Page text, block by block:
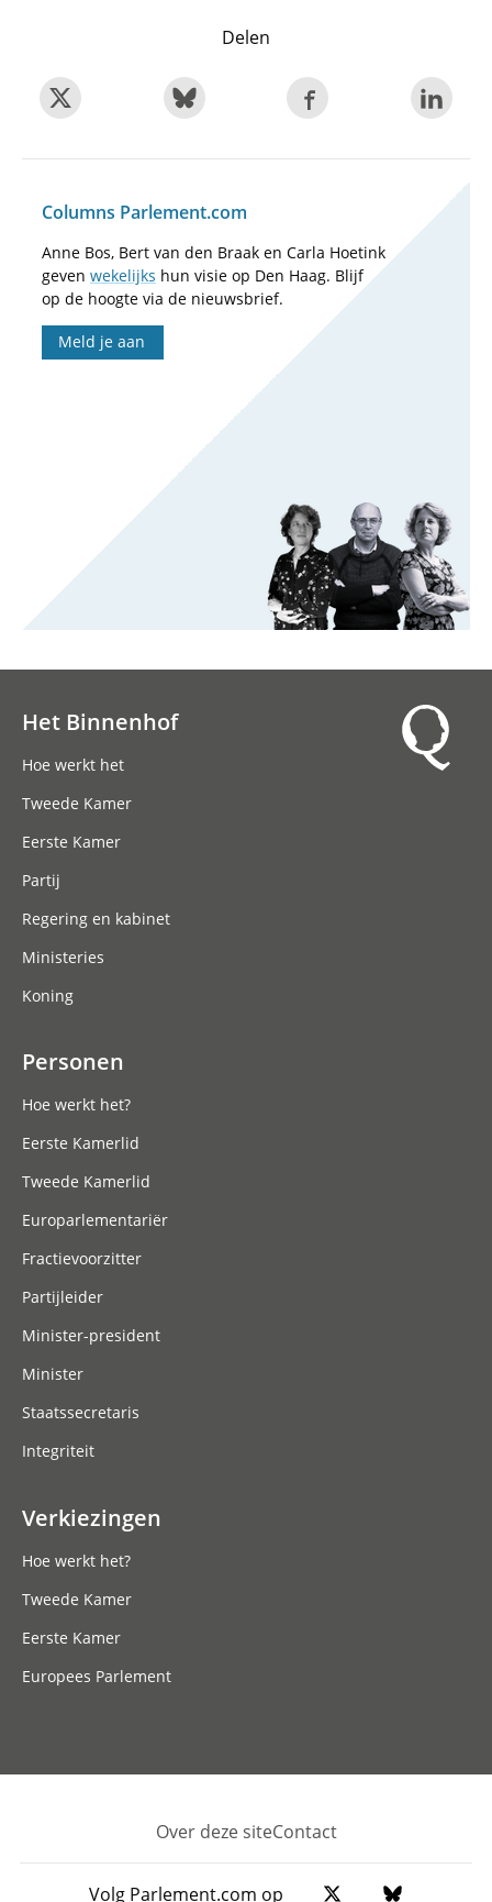
Delen
Columns Parlement.com
Anne Bos, Bert van den Braak en Carla Hoetink
geven wekelijks hun visie op Den Haag. Blijf
op de hoogte via de nieuwsbrief.
Meld je aan
Het Binnenhof
Hoe werkt het
Tweede Kamer
Eerste Kamer
Partij
Regering en kabinet
Ministeries
Koning
Personen
Hoe werkt het?
Eerste Kamerlid
Tweede Kamerlid
Europarlementariër
Fractievoorzitter
Partijleider
Minister-president
Minister
Staatssecretaris
Integriteit
Verkiezingen
Hoe werkt het?
Tweede Kamer
Eerste Kamer
Europees Parlement
Footer
Over deze siteContact
Volg Parlement.com op